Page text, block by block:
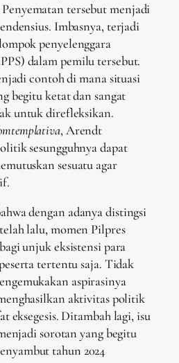
tersebut menjadi
Imbasnya, terjadi
penyelenggara
dalam pemilu tersebut.
contoh di mana situasi
begitu ketat dan sangat
untuk direfleksikan.
, Arendt
sesungguhnya dapat
sesuatu agar
dengan adanya distingsi
lalu, momen Pilpres
unjuk eksistensi para
tertentu saja. Tidak
aspirasinya
aktivitas politik
eksegesis. Ditambah lagi, isu
sorotan yang begitu
tahun 2024